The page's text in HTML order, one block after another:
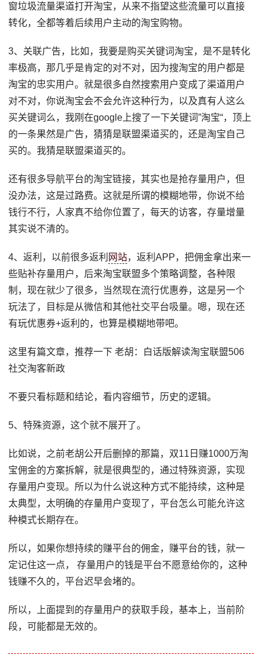
窗垃圾流量渠道打开淘宝，从来不指望这些流量可以直接
转化，全都等着后续用户主动的淘宝购物。
3、关联广告，比如，我要是购买关键词淘宝，是不是转化
率极高，那几乎是肯定的对不对，因为搜淘宝的用户都是
淘宝的忠实用户。就是很多自然搜索用户变成了渠道用户
对不对，你说淘宝会不会允许这种行为，以及真有人这么
买关键词么，我刚在google上搜了一下关键词”淘宝“，顶上
的一条果然是广告，猜猜是联盟渠道买的，还是淘宝自己
买的。我猜是联盟渠道买的。
还有很多导航平台的淘宝链接，其实也是抢存量用户，但
没办法，这是过路费。这就是所谓的模糊地带，你说不给
钱行不行，人家真不给你位置了，每天的访客，存量增量
其实说不清的。
4、返利，以前很多返利 网站，返利APP，把佣金拿出来一
些贴补存量用户，后来淘宝联盟多个策略调整，各种限
制，现在就少了很多，当然现在流行优惠券，这是另一个
玩法了，目标是从微信和其他社交平台吸量。嗯，现在还
有玩优惠券+返利的，也算是模糊地带吧。
这里有篇文章，推荐一下 老胡：白话版解读淘宝联盟506
社交淘客新政
不要只看标题和结论，看内容细节，历史的逻辑。
5、特殊资源，这个就不展开了。
比如说，之前老胡公开后删掉的那篇，双11日赚1000万淘
宝佣金的方案拆解，就是很典型的，通过特殊资源，实现
存量用户变现。所以为什么说这种方式不能持续，这种是
太典型，太明确的存量用户变现了，平台怎么可能允许这
种模式长期存在。
所以，如果你想持续的赚平台的佣金，赚平台的钱，就一
定记住这一点， 存量用户的钱是平台不愿意给你的，这种
钱赚不久的，平台迟早会堵的。
所以，上面提到的存量用户的获取手段，基本上，当前阶
段，可能都是无效的。